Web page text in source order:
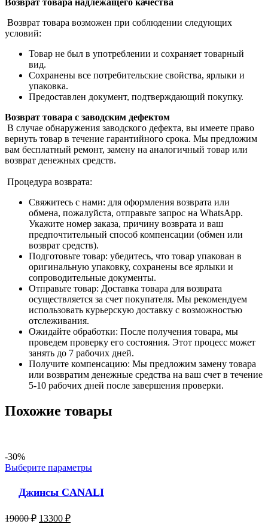
Возврат товара возможен при соблюдении следующих
условий:
Товар не был в употреблении и сохраняет товарный
вид.
Сохранены все потребительские свойства, ярлыки и
упаковка.
Предоставлен документ, подтверждающий покупку.
Возврат товара с заводским дефектом
В случае обнаружения заводского дефекта, вы имеете право
вернуть товар в течение гарантийного срока. Мы предложим
вам бесплатный ремонт, замену на аналогичный товар или
возврат денежных средств.
Процедура возврата:
Свяжитесь с нами: для оформления возврата или
обмена, пожалуйста, отправьте запрос на WhatsApp.
Укажите номер заказа, причину возврата и ваш
предпочтительный способ компенсации (обмен или
возврат средств).
Подготовьте товар: убедитесь, что товар упакован в
оригинальную упаковку, сохранены все ярлыки и
сопроводительные документы.
Отправьте товар: Доставка товара для возврата
осуществляется за счет покупателя. Мы рекомендуем
использовать курьерскую доставку с возможностью
отслеживания.
Ожидайте обработки: После получения товара, мы
проведем проверку его состояния. Этот процесс может
занять до 7 рабочих дней.
Получите компенсацию: Мы предложим замену товара
или возвратим денежные средства на ваш счет в течение
5-10 рабочих дней после завершения проверки.
Похожие товары
-30%
Выберите параметры
Джинсы CANALI
19000₽ 13300 ₽